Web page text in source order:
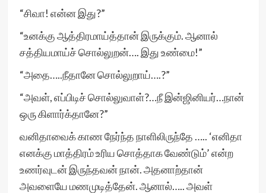
“சிவா! என்ன இது?”
“உனக்கு ஆத்திரமாய்த்தான் இருக்கும். ஆனால்
சத்தியமாய்ச் சொல்லுறன்…. இது உண்மை!”
“அதை…..நீதானே சொல்லுறாய்….?”
“அவள், எப்பிடிச் சொல்லுவாள்?…நீ இன்ஜினியர்…நான்
ஒரு கிளார்க்தானே?”
வனிதாவைக் காண நேர்ந்த நாளிலிருந்தே ….. ‘எனிதா
எனக்கு மாத்திரம் உரிய சொத்தாக வேண்டும்’ என்ற
உணர்வுடன் இருந்தவன் நான். அதனாற்தான்
அவளையே மணமுடித்தேன். ஆனால்….. அவள்